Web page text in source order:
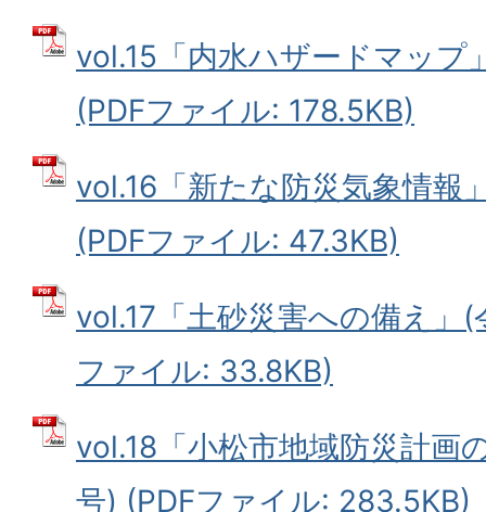
vol.15「内水ハザードマップ
(PDFファイル: 178.5KB)
vol.16「新たな防災気象情報
(PDFファイル: 47.3KB)
vol.17「土砂災害への備え」
ファイル: 33.8KB)
vol.18「小松市地域防災計画
号) (PDFファイル: 283.5KB)